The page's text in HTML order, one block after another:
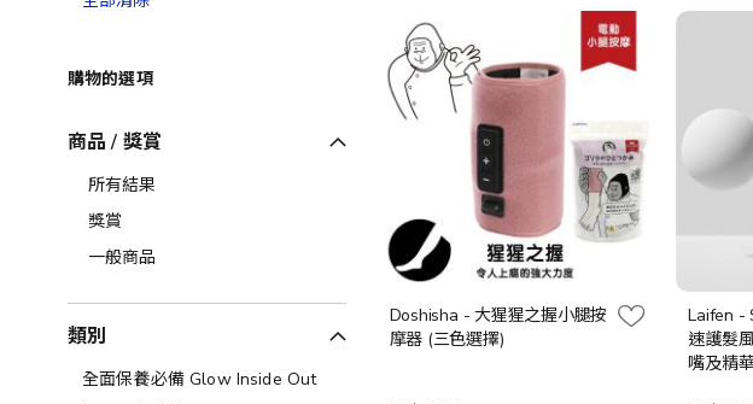
Doshisha - 大猩猩之握小腿按
摩器 (三色選擇)
Laifen -
速護髮
嘴及精
購物的選項
商品 / 獎賞
所有結果
獎賞
一般商品
類別
全面保養必備 Glow Inside Out